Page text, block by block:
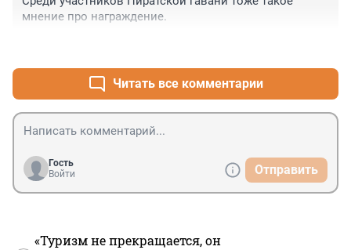
лучше сидите дома смотрите телевизор.
мнение про награждение.
Читать все комментарии
Гость
Войти
Отправить
«Туризм не прекращается, он